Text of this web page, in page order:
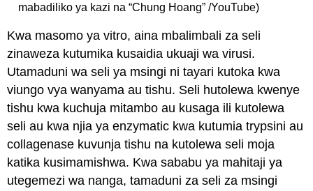
mabadiliko ya kazi na “Chung Hoang” /YouTube)
Kwa masomo ya vitro, aina mbalimbali za seli
zinaweza kutumika kusaidia ukuaji wa virusi.
Utamaduni wa seli ya msingi ni tayari kutoka kwa
viungo vya wanyama au tishu. Seli hutolewa kwenye
tishu kwa kuchuja mitambo au kusaga ili kutolewa
seli au kwa njia ya enzymatic kwa kutumia trypsini au
collagenase kuvunja tishu na kutolewa seli moja
katika kusimamishwa. Kwa sababu ya mahitaji ya
utegemezi wa nanga, tamaduni za seli za msingi